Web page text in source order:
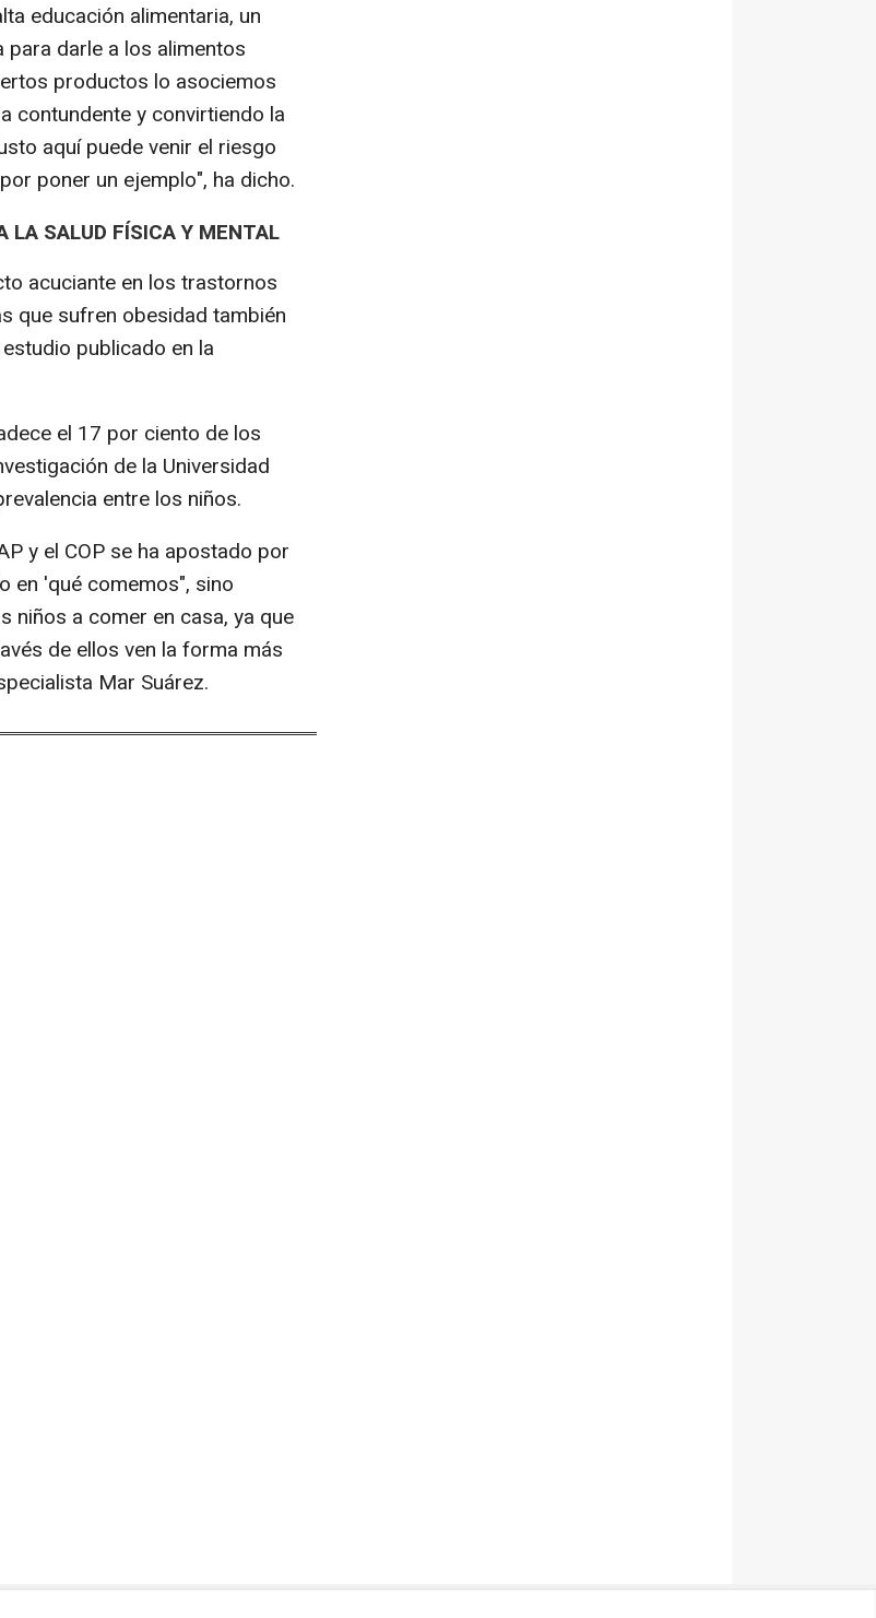
educación alimentaria, un
darle a los alimentos
productos lo asociemos
contundente y convirtiendo la
aquí puede venir el riesgo
poner un ejemplo", ha dicho.
LA SALUD FÍSICA Y MENTAL
acuciante en los trastornos
que sufren obesidad también
publicado en la
el 17 por ciento de los
de la Universidad
entre los niños.
y el COP se ha apostado por
en 'qué comemos", sino
niños a comer en casa, ya que
de ellos ven la forma más
Mar Suárez.